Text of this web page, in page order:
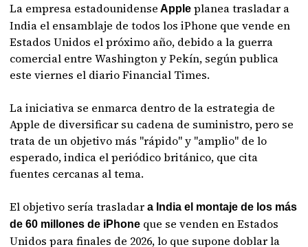
La empresa estadounidense Appleplanea trasladar a
India el ensamblaje de todos los iPhone que vende en
Estados Unidos el próximo año, debido a la guerra
comercial entre Washington y Pekín, según publica
este viernes el diario Financial Times.
La iniciativa se enmarca dentro de la estrategia de
Apple de diversificar su cadena de suministro, pero se
trata de un objetivo más "rápido" y "amplio" de lo
esperado, indica el periódico británico, que cita
fuentes cercanas al tema.
El objetivo sería trasladara India el montaje de los más
de 60 millones de iPhone que se venden en Estados
Unidos para finales de 2026, lo que supone doblar la